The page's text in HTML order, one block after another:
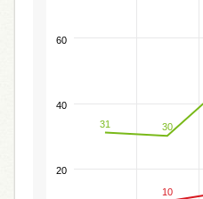
31 30
10
20
40
60